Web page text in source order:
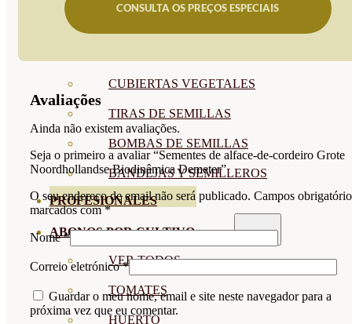
CUBIERTAS VEGETALES
TIRAS DE SEMILLAS
BOMBAS DE SEMILLAS
BANDEJAS Y SEMILLEROS
PROFESIONALES
ABONOS POR CULTIVO
VER TODOS
TOMATES
HUERTO
CONSULTA OS PREÇOS ESPECIAIS
Avaliações
Ainda não existem avaliações.
Seja o primeiro a avaliar “Sementes de alface-de-cordeiro Grote
Noordhollandse Biodinâmica Demeter”
O seu endereço de email não será publicado. Campos
marcados com*
Nome*
Correio eletrónico*
Guardar o meu nome, email e site neste navegador para a
próxima vez que eu comentar.